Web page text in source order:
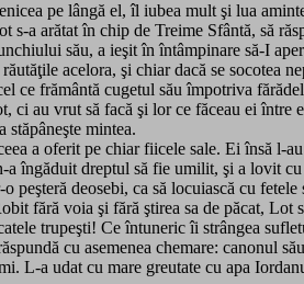
pe lângă el, îl iubea mult şi lua
s-a arătat în chip de Treime Sfântă, să
său, a ieşit în întâmpinare să-I
acelora, şi chiar dacă se
ce frământă cugetul său împotriva
au vrut să facă şi lor ce făceau ei
mintea.
a oferit pe chiar fiicele sale. Ei însă
îngăduit dreptul să fie umilit, şi a lovit
deosebi, ca să locuiască cu
fără voia şi fără ştirea sa de păcat,
trupeşti! Ce întuneric îi strângea
cu asemenea chemare: canonul
L-a udat cu mare greutate cu apa